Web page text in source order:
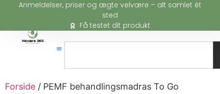
Anmeldelser, priser og ægte velvære – alt samlet ét
sted
Få testet dit produkt
Forside / PEMF behandlingsmadras To Go